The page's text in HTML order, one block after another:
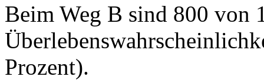
Beim Weg B sind 800 von
Prozent).